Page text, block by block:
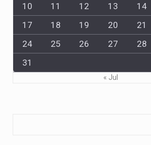
10
11 12 13 14
17
18 19 20 21
24
25 26 27 28
31
« Jul